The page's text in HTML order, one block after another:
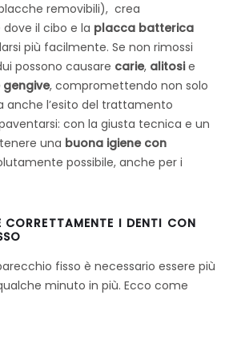
removibili), crea
il cibo e la placca batterica
più facilmente. Se non rimossi
possono causare carie, alitosie
, compromettendo non solo
anche l’esito del trattamento
con la giusta tecnica e un
una buona igiene con
possibile, anche per i
CORRETTAMENTE I DENTI CON
fisso è necessario essere più
minuto in più. Ecco come